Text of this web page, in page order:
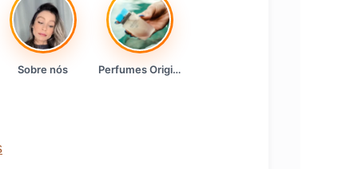
Sobre nós Perfumes Originais